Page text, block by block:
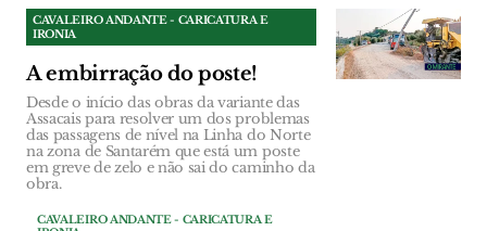
CAVALEIRO ANDANTE - CARICATURA E
IRONIA
A embirração do poste!
Desde o início das obras da variante das
Assacais para resolver um dos problemas
das passagens de nível na Linha do Norte
na zona de Santarém que está um poste
em greve de zelo e não sai do caminho da
obra.
CAVALEIRO ANDANTE - CARICATURA E